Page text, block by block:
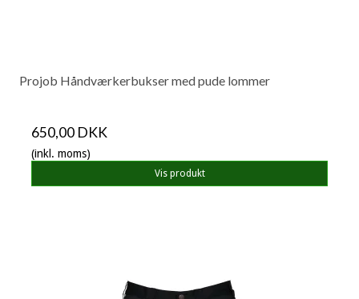
Projob Håndværkerbukser med pude lommer
650,00 DKK
(inkl. moms)
Vis produkt